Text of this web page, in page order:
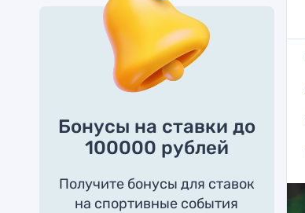
Бонусы на ставки до
100000 рублей
Получите бонусы для ставок
на спортивные события